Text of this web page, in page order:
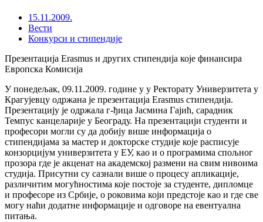
15.11.2009.
Вести
Конкурси и стипендије
Презентација Erasmus и других стипендија које финансира
Европска Комисија
У понедељак, 09.11.2009. године у у Ректорату Универзитета у
Крагујевцу одржана је презентација Erasmus стипендија.
Презентацију је одржала г-ђица Јасмина Гајић, сарадник
Темпус канцеларије у Београду. На презентацији студенти и
професори могли су да добију више информација о
стипендијама за мастер и докторске студије које расписује
конзорцијум универзитета у ЕУ, као и о програмима спољног
прозора где је акценат на академској размени на свим нивоима
студија. Присутни су сазнали више о процесу апликације,
различитим могућностима које постоје за студенте, дипломце
и професоре из Србије, о роковима који предстоје као и где све
могу наћи додатне информације и одговоре на евентуална
питања.